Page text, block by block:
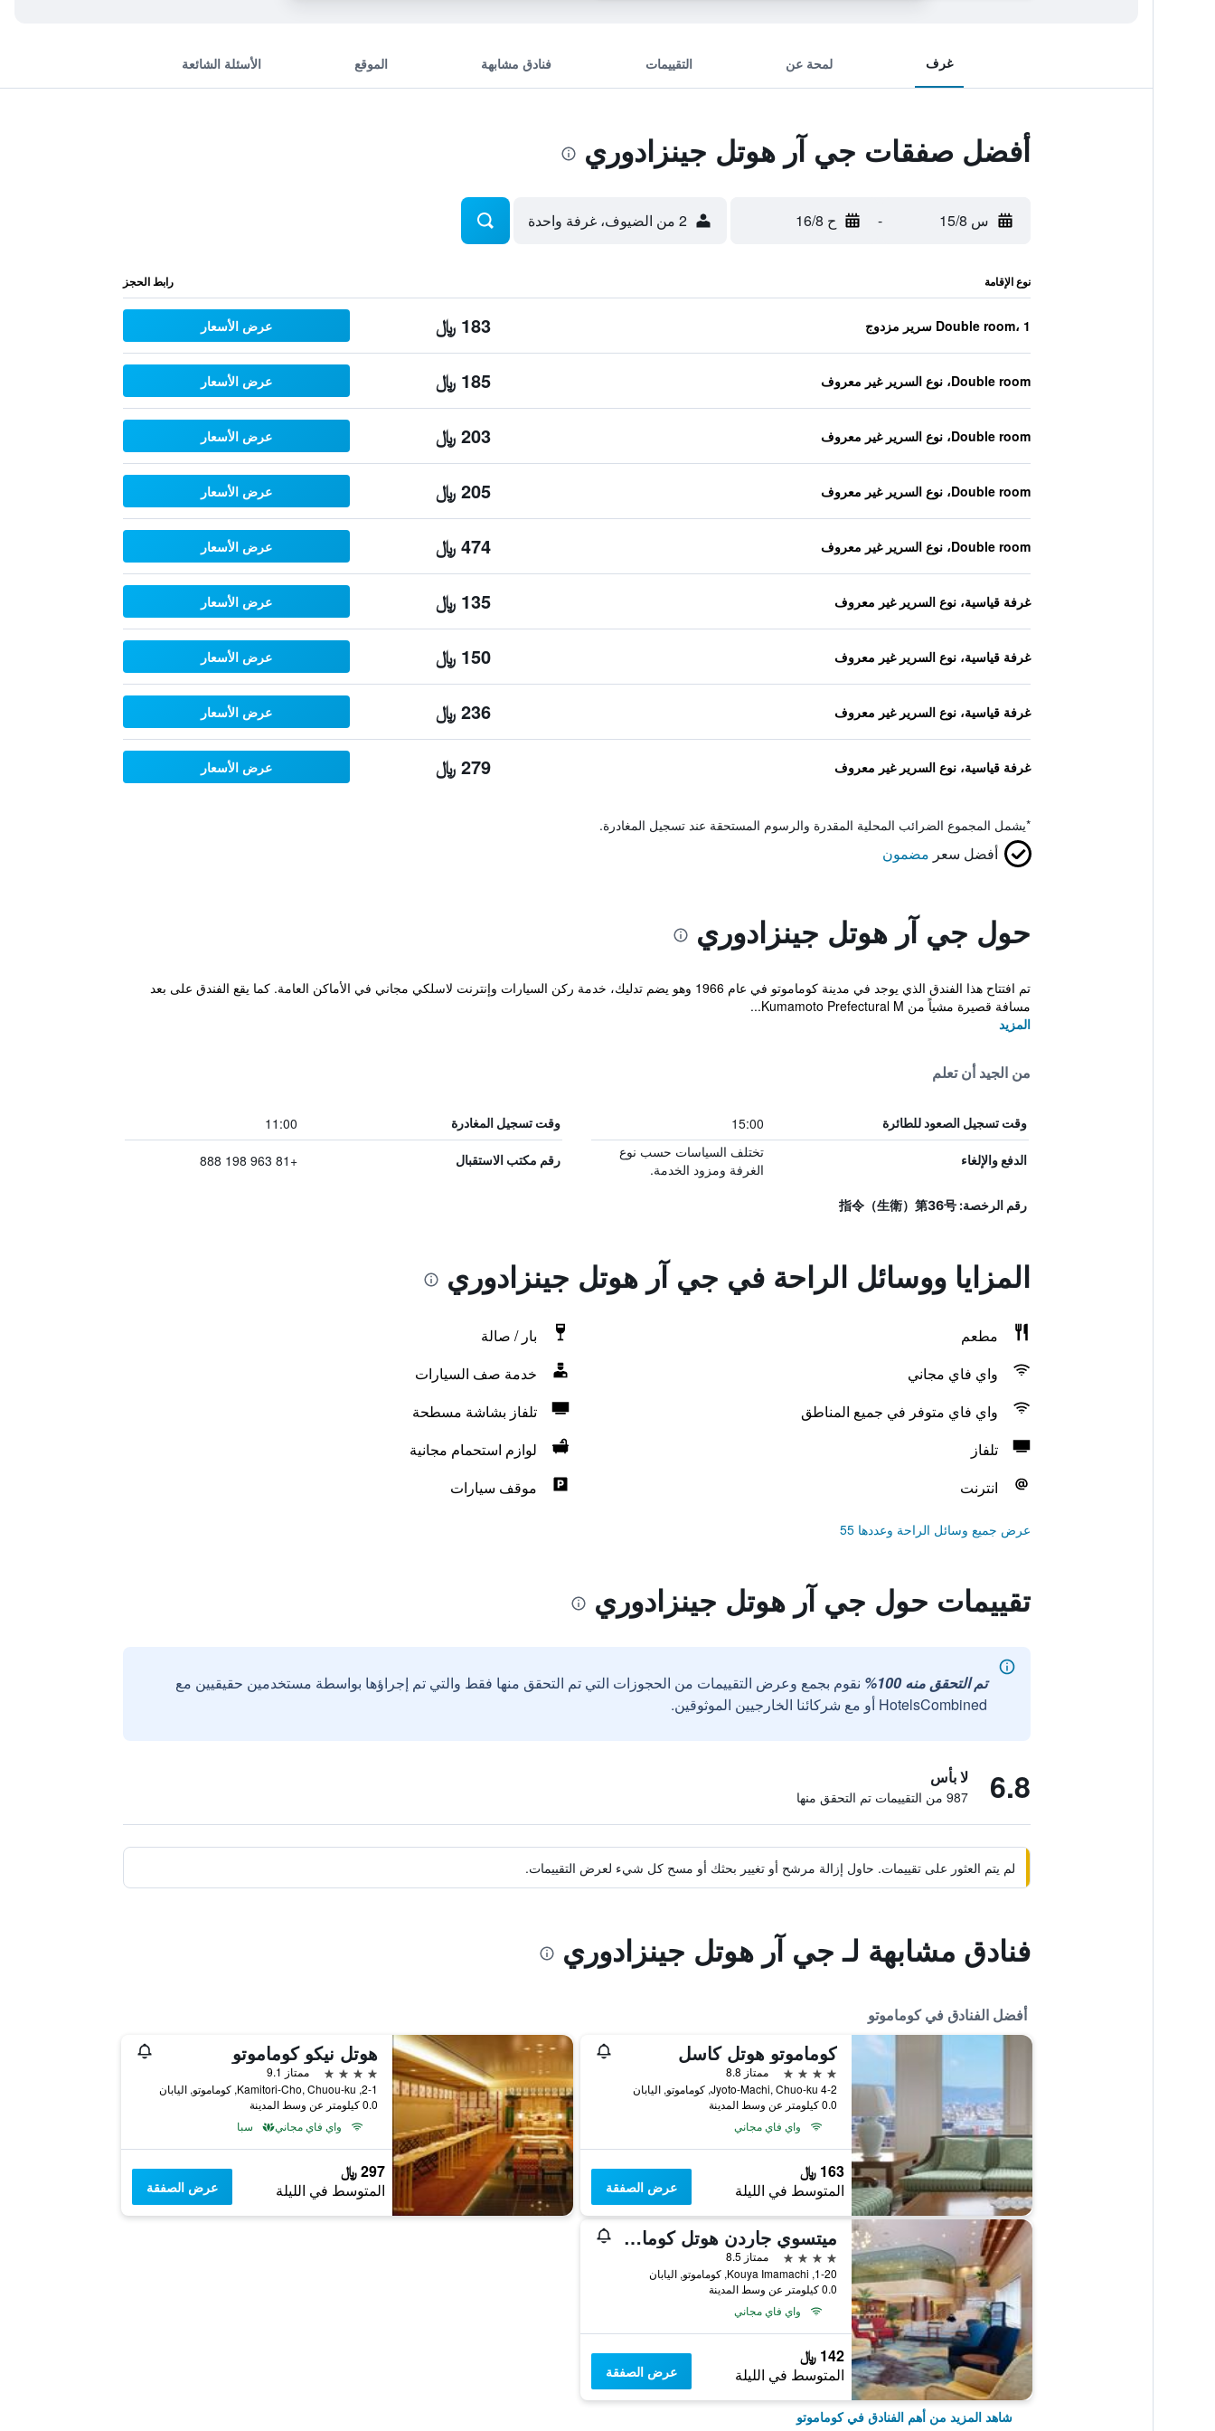
غرف لمحة عن التقييمات فنادق مشابهة الموقع الأسئلة الشائعة
أفضل صفقات جي آر هوتل جينزادوري
س 15/8 - ح 16/8 2 من الضيوف، غرفة واحدة
نوع الإقامة رابط الحجز
Double room، 1 سرير مزدوج 183 ﷼ عرض الأسعار
Double room، نوع السرير غير معروف 185 ﷼ عرض الأسعار
Double room، نوع السرير غير معروف 203 ﷼ عرض الأسعار
Double room، نوع السرير غير معروف 205 ﷼ عرض الأسعار
Double room، نوع السرير غير معروف 474 ﷼ عرض الأسعار
غرفة قياسية، نوع السرير غير معروف 135 ﷼ عرض الأسعار
غرفة قياسية، نوع السرير غير معروف 150 ﷼ عرض الأسعار
غرفة قياسية، نوع السرير غير معروف 236 ﷼ عرض الأسعار
غرفة قياسية، نوع السرير غير معروف 279 ﷼ عرض الأسعار
*يشمل المجموع الضرائب المحلية المقدرة والرسوم المستحقة عند تسجيل المغادرة.
أفضل سعر مضمون
حول جي آر هوتل جينزادوري
تم افتتاح هذا الفندق الذي يوجد في مدينة كوماموتو في عام 1966 وهو يضم تدليك، خدمة ركن السيارات وإنترنت لاسلكي مجاني في الأماكن العامة. كما يقع الفندق على بعد
مسافة قصيرة مشياً من Kumamoto Prefectural M...
المزيد
من الجيد أن تعلم
وقت تسجيل الصعود للطائرة 15:00 وقت تسجيل المغادرة 11:00
الدفع والإلغاء
تختلف السياسات حسب نوع
الغرفة ومزود الخدمة.
رقم مكتب الاستقبال +81 963 198 888
رقم الرخصة: 指令（生衛）第36号
المزايا ووسائل الراحة في جي آر هوتل جينزادوري
مطعم
بار / صالة
واي فاي مجاني
خدمة صف السيارات
واي فاي متوفر في جميع المناطق
تلفاز بشاشة مسطحة
تلفاز
لوازم استحمام مجانية
انترنت
موقف سيارات
عرض جميع وسائل الراحة وعددها 55
تقييمات حول جي آر هوتل جينزادوري
تم التحقق منه 100%
نقوم بجمع وعرض التقييمات من الحجوزات التي تم التحقق منها فقط والتي تم إجراؤها بواسطة مستخدمين حقيقيين مع
HotelsCombined أو مع شركائنا الخارجيين الموثوقين.
6.8 لا بأس
987 من التقييمات تم التحقق منها
لم يتم العثور على تقييمات. حاول إزالة مرشح أو تغيير بحثك أو مسح كل شيء لعرض التقييمات.
فنادق مشابهة لـ جي آر هوتل جينزادوري
أفضل الفنادق في كوماموتو
كوماموتو هوتل كاسل
4 نجوم
ممتاز 8.8
4-2 Jyoto-Machi, Chuo-ku, كوماموتو, اليابان
0.0 كيلومتر عن وسط المدينة
واي فاي مجاني
163 ﷼
المتوسط في الليلة عرض الصفقة
هوتل نيكو كوماموتو
4 نجوم
ممتاز 9.1
2-1, Kamitori-Cho, Chuou-ku, كوماموتو, اليابان
0.0 كيلومتر عن وسط المدينة
واي فاي مجاني
سبا
297 ﷼
المتوسط في الليلة عرض الصفقة
ميتسوي جاردن هوتل كوماموتو
4 نجوم
ممتاز 8.5
1-20, Kouya Imamachi, كوماموتو, اليابان
0.0 كيلومتر عن وسط المدينة
واي فاي مجاني
142 ﷼
المتوسط في الليلة عرض الصفقة
شاهد المزيد من أهم الفنادق في كوماموتو